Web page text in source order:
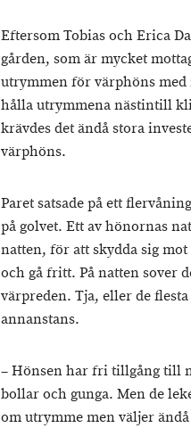
Eftersom Tobias och Erica
gården, som är mycket
utrymmen för värphöns
hålla utrymmena nästintill
krävdes det ändå stora
värphöns.
Paret satsade på ett
på golvet. Ett av hönornas
natten, för att skydda sig
och gå fritt. På natten sover
värpreden. Tja, eller de
annanstans.
– Hönsen har fri tillgång till
bollar och gunga. Men de
om utrymme men väljer